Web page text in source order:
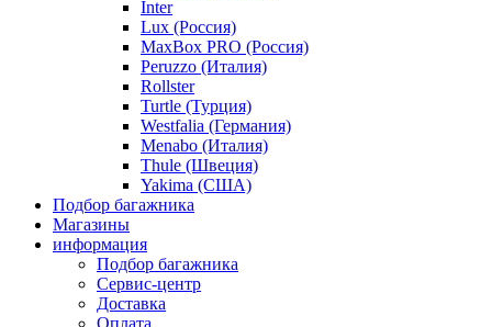
Inter
Lux (Россия)
MaxBox PRO (Россия)
Peruzzo (Италия)
Rollster
Turtle (Турция)
Westfalia (Германия)
Menabo (Италия)
Thule (Швеция)
Yakima (США)
Подбор багажника
Магазины
информация
Подбор багажника
Сервис-центр
Доставка
Оплата